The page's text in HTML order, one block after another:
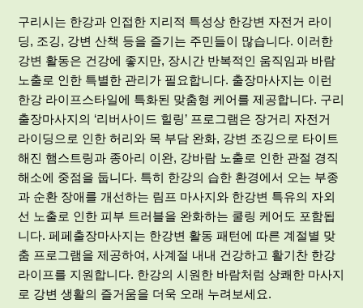
구리시는 한강과 인접한 지리적 특성상 한강변 자전거 라이
딩, 조깅, 강변 산책 등을 즐기는 주민들이 많습니다. 이러한
강변 활동은 건강에 좋지만, 장시간 반복적인 움직임과 바람
노출로 인한 특별한 관리가 필요합니다. 출장마사지는 이런
한강 라이프스타일에 특화된 맞춤형 케어를 제공합니다. 구리
출장마사지의 ‘리버사이드 힐링’ 프로그램은 장거리 자전거
라이딩으로 인한 허리와 목 부담 완화, 강변 조깅으로 타이트
해진 햄스트링과 종아리 이완, 강바람 노출로 인한 관절 경직
해소에 중점을 둡니다. 특히 한강의 습한 환경에서 오는 부종
과 순환 장애를 개선하는 림프 마사지와 한강변 특유의 자외
선 노출로 인한 피부 트러블을 완화하는 쿨링 케어도 포함됩
니다. 페페출장마사지는 한강변 활동 패턴에 따른 계절별 맞
춤 프로그램을 제공하여, 사계절 내내 건강하고 활기찬 한강
라이프를 지원합니다. 한강의 시원한 바람처럼 상쾌한 마사지
로 강변 생활의 즐거움을 더욱 오래 누려보세요.